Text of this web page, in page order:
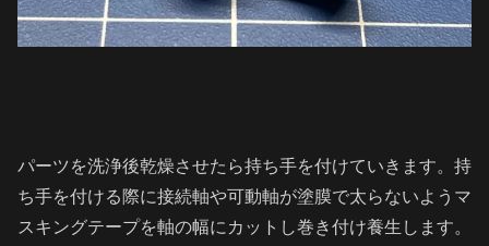
パーツを洗浄後乾燥させたら持ち手を付けていきます。持
ち手を付ける際に接続軸や可動軸が塗膜で太らないようマ
スキングテープを軸の幅にカットし巻き付け養生します。